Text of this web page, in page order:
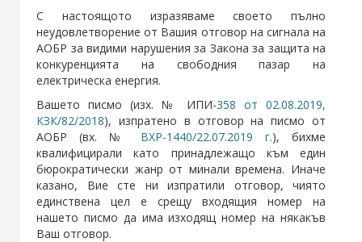
С настоящото изразяваме своето пълно
неудовлетворение от Вашия отговор на сигнала на
АОБР за видими нарушения за Закона за защита на
конкуренцията на свободния пазар на
електрическа енергия.
Вашето писмо (изх. № ИПИ-358 от 02.08.2019,
КЗК/82/2018), изпратено в отговор на писмо от
АОБР (вх. № ВХР-1440/22.07.2019 г.), бихме
квалифицирали като принадлежащо към един
бюрократически жанр от минали времена. Иначе
казано, Вие сте ни изпратили отговор, чиято
единствена цел е срещу входящия номер на
нашето писмо да има изходящ номер на някакъв
Ваш отговор.